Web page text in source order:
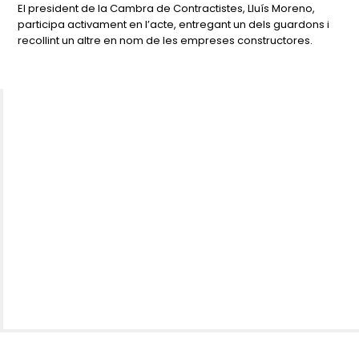
El president de la Cambra de Contractistes, Lluís Moreno,
participa activament en l’acte, entregant un dels guardons i
recollint un altre en nom de les empreses constructores.